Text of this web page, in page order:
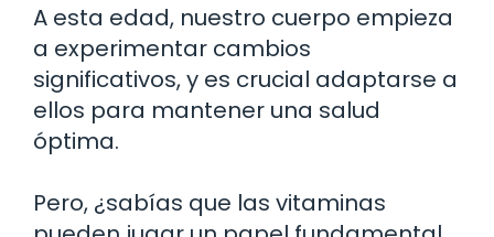
A esta edad, nuestro cuerpo empieza
a experimentar cambios
significativos, y es crucial adaptarse a
ellos para mantener una salud
óptima.
Pero, ¿sabías que las vitaminas